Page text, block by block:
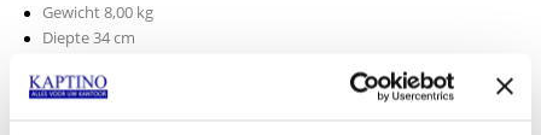
Gewicht 8,00 kg
Diepte 34 cm
Hoogte 82 cm